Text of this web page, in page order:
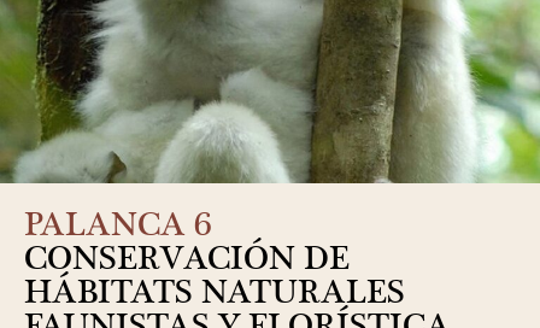
PALANCA 6
CONSERVACIÓN DE
HÁBITATS NATURALES